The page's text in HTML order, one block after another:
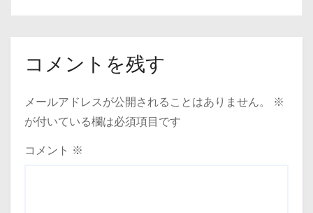
ゲ
シ
ョ
コメントを残す
メールアドレスが公開されることはありません。
※
が付いている欄は必須項目です
コメント ※